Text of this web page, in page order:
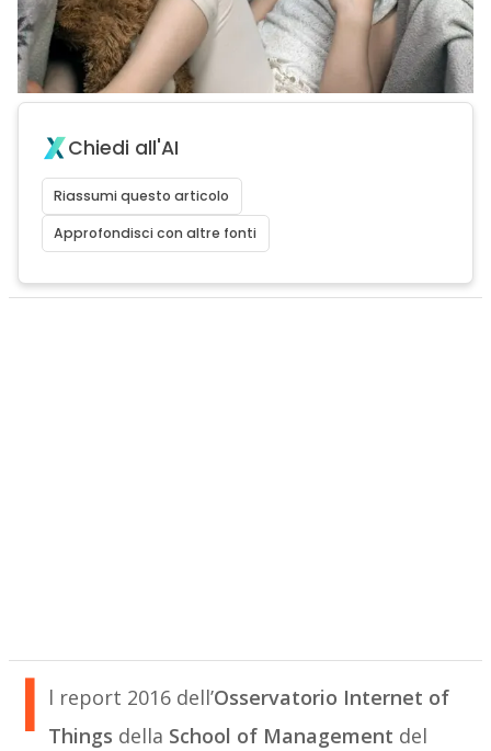
Chiedi all'AI
Riassumi questo articolo
Approfondisci con altre fonti
I l report 2016 dell’Osservatorio Internet of
Things della School of Management del